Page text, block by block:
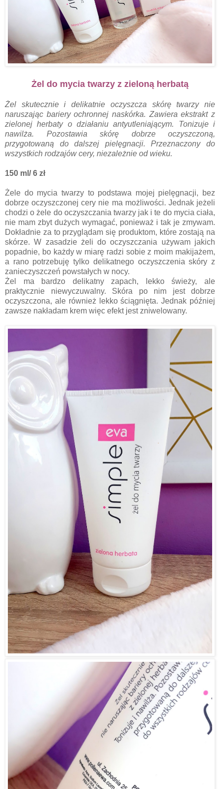
Żel do mycia twarzy z zieloną herbatą
Żel skutecznie i delikatnie oczyszcza skórę twarzy nie
naruszając bariery ochronnej naskórka. Zawiera ekstrakt z
zielonej herbaty o działaniu antyutleniającym. Tonizuje i
nawilża. Pozostawia skórę dobrze oczyszczoną,
przygotowaną do dalszej pielęgnacji. Przeznaczony do
wszystkich rodzajów cery, niezależnie od wieku.
150 ml/ 6 zł
Żele do mycia twarzy to podstawa mojej pielęgnacji, bez
dobrze oczyszczonej cery nie ma możliwości. Jednak jeżeli
chodzi o żele do oczyszczania twarzy jak i te do mycia ciała,
nie mam zbyt dużych wymagać, ponieważ i tak je zmywam.
Dokładnie za to przyglądam się produktom, które zostają na
skórze. W zasadzie żeli do oczyszczania używam jakich
popadnie, bo każdy w miarę radzi sobie z moim makijażem,
a rano potrzebuję tylko delikatnego oczyszczenia skóry z
zanieczyszczeń powstałych w nocy.
Żel ma bardzo delikatny zapach, lekko świeży, ale
praktycznie niewyczuwalny. Skóra po nim jest dobrze
oczyszczona, ale również lekko ściągnięta. Jednak później
zawsze nakładam krem więc efekt jest zniwelowany.